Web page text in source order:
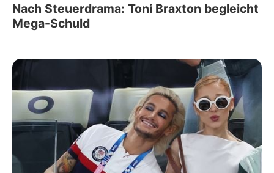
Nach Steuerdrama: Toni Braxton begleicht
Mega-Schuld